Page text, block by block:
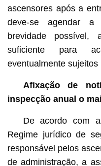
ascensores após a
deve-se agendar
brevidade
suficiente para
eventualmente
Afixação de
inspecção anual o
De acordo com
Regime jurídico de
responsável pelos
de administração, a